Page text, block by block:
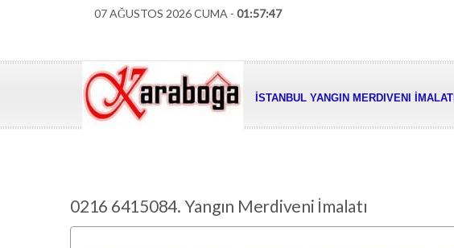
07 AĞUSTOS 2026 CUMA - 01:57:48
İSTANBUL YANGIN MERDIVENI İMALATI
0216 6415084. Yangın Merdiveni İmalatı